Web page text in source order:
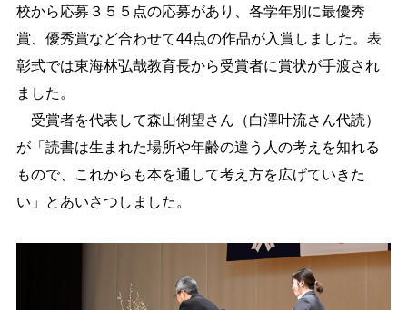
色合い
白 黒 黄 青
リセット
language
校から応募３５５点の応募があり、各学年別に最優秀
賞、優秀賞など合わせて44点の作品が入賞しました。表
彰式では東海林弘哉教育長から受賞者に賞状が手渡され
ました。
受賞者を代表して森山俐望さん（白澤叶流さん代読）
が「読書は生まれた場所や年齢の違う人の考えを知れる
もので、これからも本を通して考え方を広げていきた
い」とあいさつしました。